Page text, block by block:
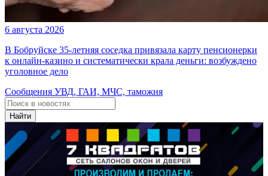
6 августа 2026
В Бобруйске 35-летняя соседка привязала карту пенсионерки
к онлайн-казино и систематически крала деньги: возбуждено
уголовное дело
Сообщения УВД, ГАИ, МЧС, таможня
Найти